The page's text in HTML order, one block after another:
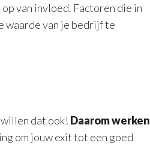
van invloed. Factoren die in
waarde van je bedrijf te
dat ook! Daarom werken
om jouw exit tot een goed